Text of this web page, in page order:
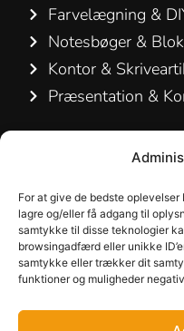
For at give de bedste
lagre og/eller få adgang til
samtykke til disse teknologier
browsingadfærd eller unikke
samtykke eller trækker dit
funktioner og muligheder
Farvelægning &
Notesbøger &
Kontor &
Præsentation &
Hirsemarken 5, st. th.
3520 Farum
Danmark
+45 48 16 50 00